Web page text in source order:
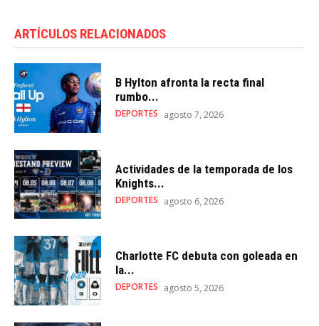
ARTÍCULOS RELACIONADOS
B Hylton afronta la recta final
rumbo...
DEPORTES agosto 7, 2026
Actividades de la temporada de los
Knights...
DEPORTES agosto 6, 2026
Charlotte FC debuta con goleada en
la...
DEPORTES agosto 5, 2026